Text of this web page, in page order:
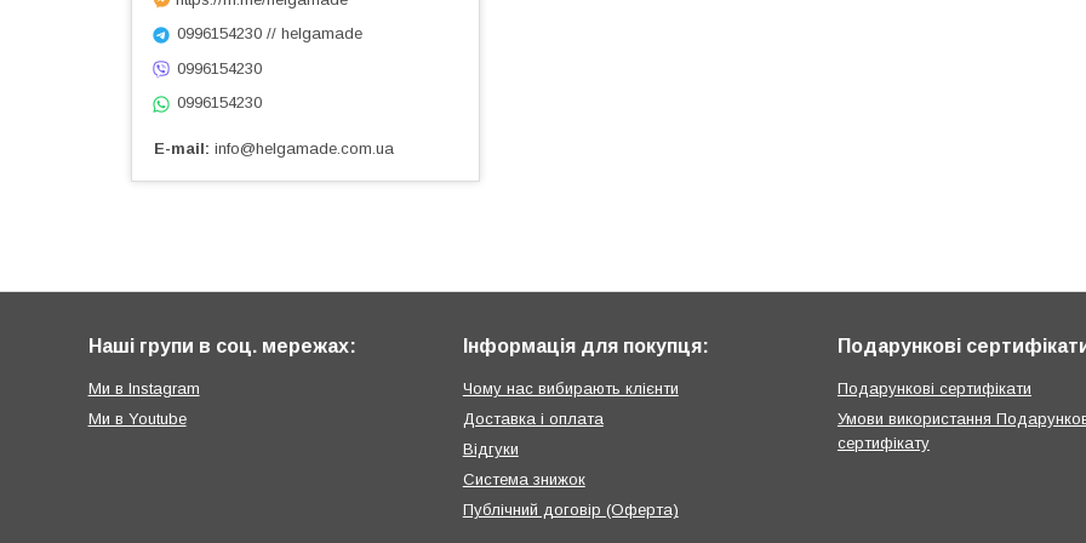
0996154230 // helgamade
0996154230
0996154230
E-mail info@helgamade.com.ua
Наші групи в соц. мережах:
Ми в Instagram
Ми в Youtube
Інформація для покупця:
Чому нас вибирають клієнти
Доставка і оплата
Відгуки
Система знижок
Публічний договір (Оферта)
Подарункові
Подарункові сертифікати
Умови використання
сертифікату